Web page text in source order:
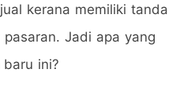
kerana memiliki tanda
Jadi apa yang
ini?